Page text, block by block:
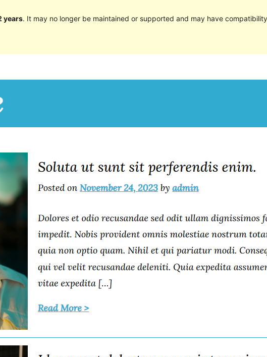
years. It may no longer be maintained or supported and may have